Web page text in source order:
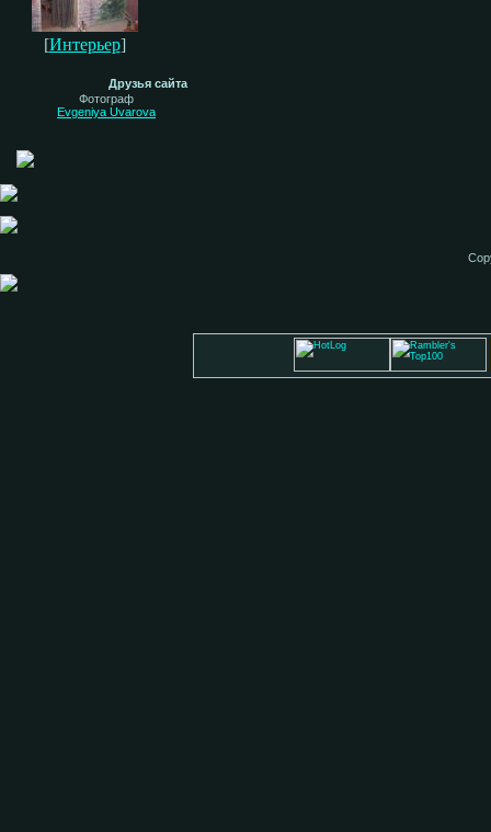
[Интерьер]
Друзья сайта
Фотограф
Evgeniya Uvarova